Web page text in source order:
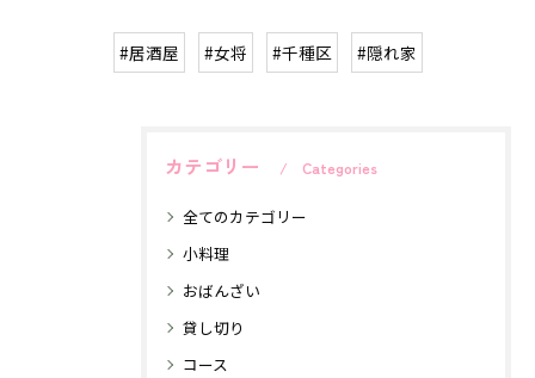
#居酒屋 #女将 #千種区 #隠れ家
カテゴリー Categories
全てのカテゴリー
小料理
おばんざい
貸し切り
コース